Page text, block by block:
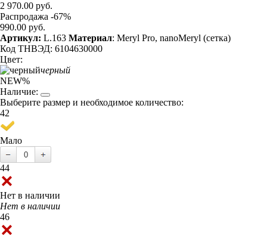
2 970.00 руб.
Распродажа -67%
990.00 руб.
Артикул: L.163 Материал: Meryl Pro, nanoMeryl (сетка)
Код ТНВЭД: 6104630000
Цвет:
черный
NEW%
Наличие:
Выберите размер и необходимое количество:
42
Мало
44
Нет в наличии
Нет в наличии
46